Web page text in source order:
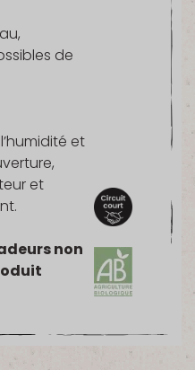
de
et
et
non